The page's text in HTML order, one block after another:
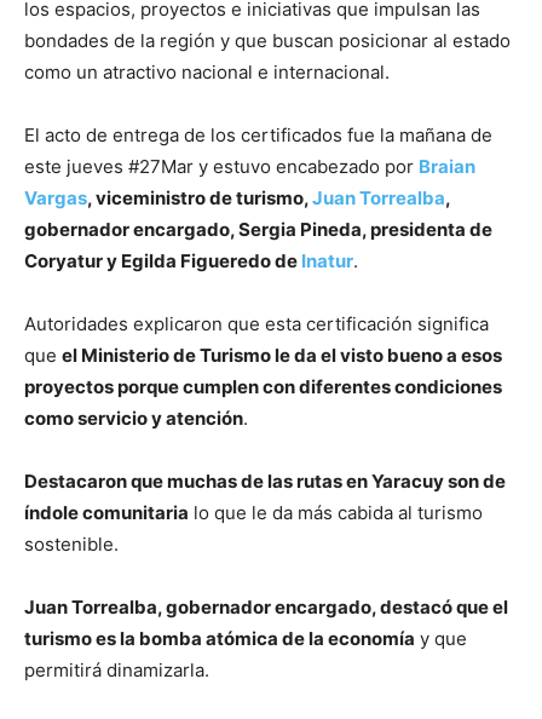
los espacios, proyectos e iniciativas que impulsan las
bondades de la región y que buscan posicionar al estado
como un atractivo nacional e internacional.
El acto de entrega de los certificados fue la mañana de
este jueves #27Mar y estuvo encabezado por Braian
Vargas, viceministro de turismo,Juan Torrealba,
gobernador encargado, Sergia Pineda, presidenta de
Coryatur y Egilda Figueredo de Inatur.
Autoridades explicaron que esta certificación significa
que el Ministerio de Turismo le da el visto bueno a esos
proyectos porque cumplen con diferentes condiciones
como servicio y atención.
Destacaron que muchas de las rutas en Yaracuy son de
índole comunitaria lo que le da más cabida al turismo
sostenible.
Juan Torrealba, gobernador encargado, destacó que el
turismo es la bomba atómica de la economía y que
permitirá dinamizarla.